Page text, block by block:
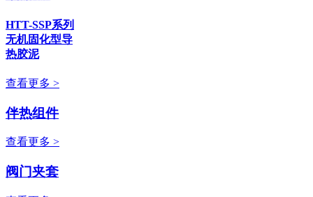
HTT-SSP系列
无机固化型导
热胶泥
查看更多 >
伴热组件
查看更多 >
阀门夹套